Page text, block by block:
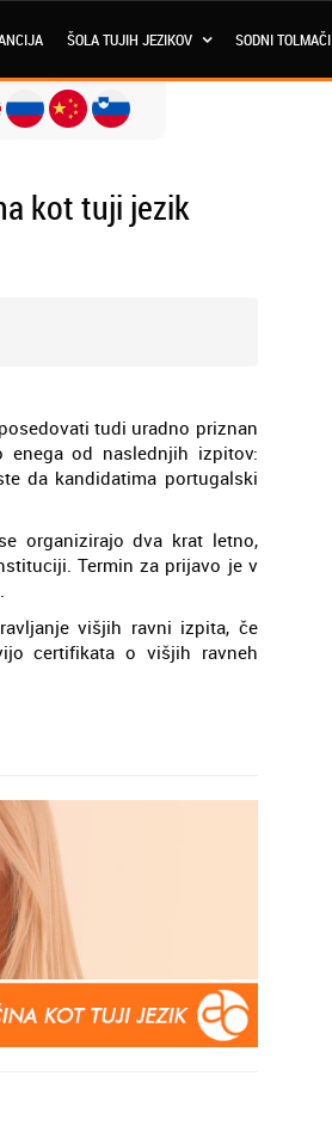
ŠOLA TUJIH JEZIKOV SODNI TOLMAČI
kot tuji jezik
tudi uradno priznan
od naslednjih izpitov:
da kandidatima portugalski
organizirajo dva krat letno,
Termin za prijavo je v
višjih ravni izpita, če
certifikata o višjih ravneh